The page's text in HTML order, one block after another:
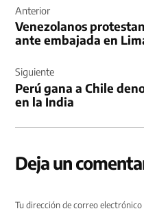
de
entradas
Anterior
Venezolanos
ante embajada en
Siguiente
Perú gana a Chile
en la India
Deja un
Tu dirección de correo electrónico